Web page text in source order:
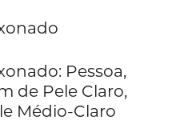
Pessoa,
de Pele Claro,
Médio-Claro